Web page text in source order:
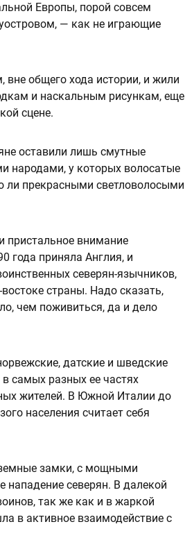
Европы, порой совсем
— как не играющие
вне общего хода истории, и жили
и наскальным рисункам, еще
сцене.
оставили лишь смутные
народами, у которых волосатые
ли прекрасными светловолосыми
пристальное внимание
года приняла Англия, и
северян-язычников,
страны. Надо сказать,
чем поживиться, да и дело
датские и шведские
самых разных ее частях
жителей. В Южной Италии до
населения считает себя
замки, с мощными
северян. В далекой
так же как и в жаркой
в активное взаимодействие с